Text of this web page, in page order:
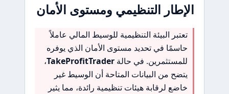
الإطار التنظيمي ومستوى الأمان
تعتبر البيئة التنظيمية للوسيط المالي عاملاً
حاسمًا في تحديد مستوى الأمان الذي يوفره
للمستثمرين. في حالة TakeProfitTrader،
يتضح من البيانات المتاحة أن الوسيط غير
خاضع لرقابة هيئات تنظيمية رائدة، مما يثير